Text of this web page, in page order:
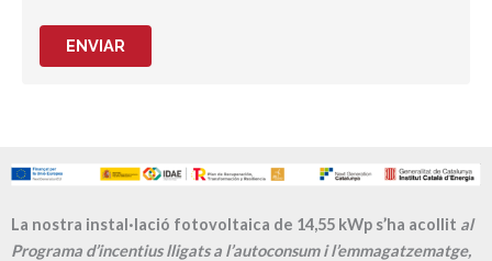
ENVIAR
La nostra instal·lació fotovoltaica de 14,55 kWp s’ha acollit al
Programa d’incentius lligats a l’autoconsum i l’emmagatzematge,